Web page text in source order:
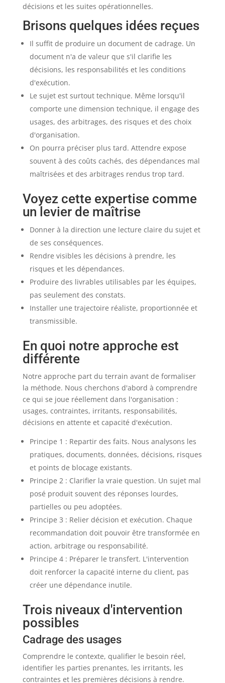
décisions et les suites opérationnelles.
Brisons quelques idées reçues
Il suffit de produire un document de cadrage. Un
document n'a de valeur que s'il clarifie les
décisions, les responsabilités et les conditions
d'exécution.
Le sujet est surtout technique. Même lorsqu'il
comporte une dimension technique, il engage des
usages, des arbitrages, des risques et des choix
d'organisation.
On pourra préciser plus tard. Attendre expose
souvent à des coûts cachés, des dépendances mal
maîtrisées et des arbitrages rendus trop tard.
Voyez cette expertise comme
un levier de maîtrise
Donner à la direction une lecture claire du sujet et
de ses conséquences.
Rendre visibles les décisions à prendre, les
risques et les dépendances.
Produire des livrables utilisables par les équipes,
pas seulement des constats.
Installer une trajectoire réaliste, proportionnée et
transmissible.
En quoi notre approche est
différente
Notre approche part du terrain avant de formaliser
la méthode. Nous cherchons d'abord à comprendre
ce qui se joue réellement dans l'organisation :
usages, contraintes, irritants, responsabilités,
décisions en attente et capacité d'exécution.
Principe 1 : Repartir des faits. Nous analysons les
pratiques, documents, données, décisions, risques
et points de blocage existants.
Principe 2 : Clarifier la vraie question. Un sujet mal
posé produit souvent des réponses lourdes,
partielles ou peu adoptées.
Principe 3 : Relier décision et exécution. Chaque
recommandation doit pouvoir être transformée en
action, arbitrage ou responsabilité.
Principe 4 : Préparer le transfert. L'intervention
doit renforcer la capacité interne du client, pas
créer une dépendance inutile.
Trois niveaux d'intervention
possibles
Cadrage des usages
Comprendre le contexte, qualifier le besoin réel,
identifier les parties prenantes, les irritants, les
contraintes et les premières décisions à rendre.